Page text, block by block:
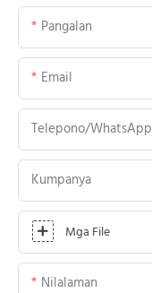
Pangalan
Email
Telepono/WhatsApp
Kumpanya
Mga File
Nilalaman